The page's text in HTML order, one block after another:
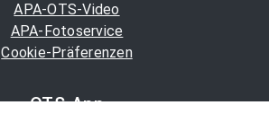
APA-OTS-Video
APA-Fotoservice
Cookie-Präferenzen
OTS-App